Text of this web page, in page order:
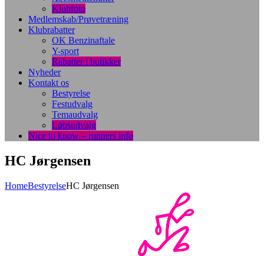
Klubfoto
Medlemskab/Prøvetræning
Klubrabatter
OK Benzinaftale
Y-sport
Rabatter i butikker
Nyheder
Kontakt os
Bestyrelse
Festudvalg
Temaudvalg
Løbsudvalg
Nice to know – runners info
HC Jørgensen
HomeBestyrelseHC Jørgensen